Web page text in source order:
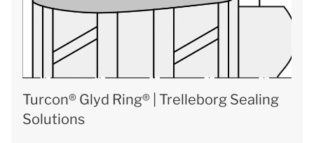
Turcon® Glyd Ring® | Trelleborg Sealing
Solutions